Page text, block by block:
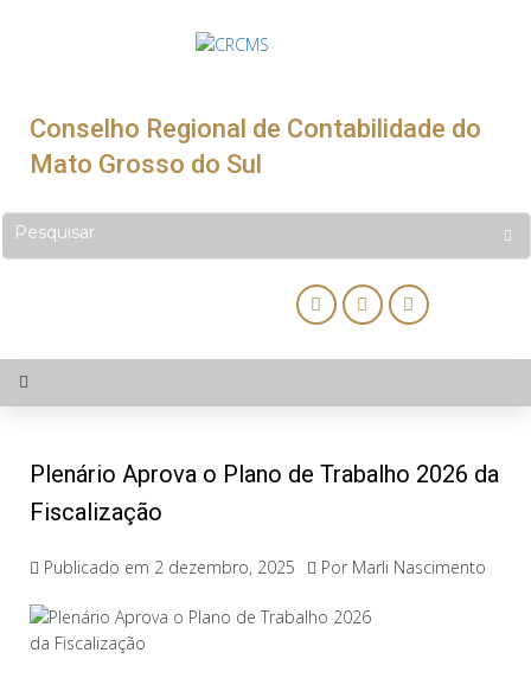
Conselho Regional de Contabilidade do
Mato Grosso do Sul
Plenário Aprova o Plano de Trabalho 2026 da
Fiscalização
Publicado em 2 dezembro, 2025 Por Marli Nascimento